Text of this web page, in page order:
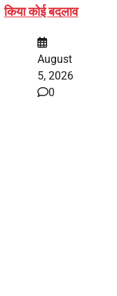
किया कोई बदलाव
August
5, 2026
0